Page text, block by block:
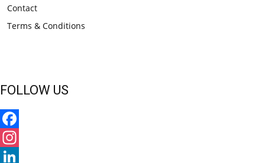
Contact
Terms & Conditions
FOLLOW US
Facebook
Instagram